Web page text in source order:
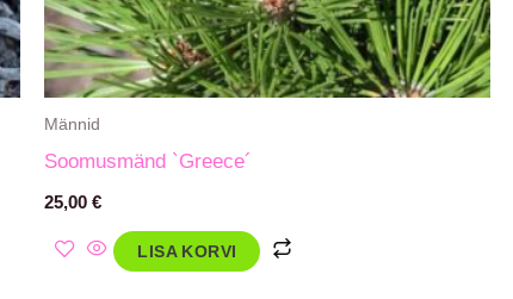
Männid
Soomusmänd `Greece´
25,00€
LISA KORVI